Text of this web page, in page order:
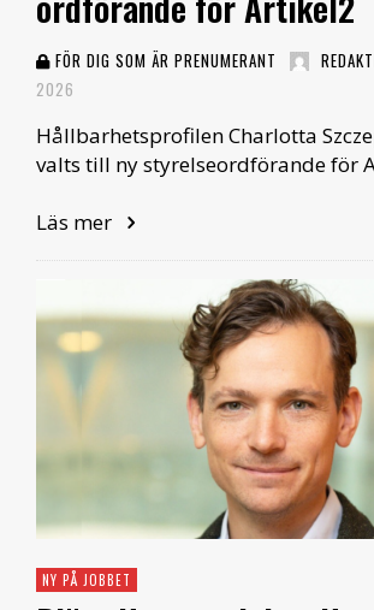
FÖR DIG SOM ÄR PRENUMERANT
2026
Hållbarhetsprofilen Charlotta
valts till ny styrelseordförande för
Läs mer
NY PÅ JOBBET